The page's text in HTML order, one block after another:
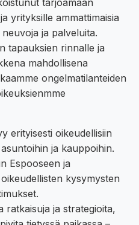
tarjoamaan
yrityksille ammattimaisia
ja palveluita.
tapauksien rinnalle ja
mahdollisena
ongelmatilanteiden
erityisesti oikeudellisiin
ja kauppoihin.
Espooseen ja
kysymysten
ratkaisuja ja strategioita,